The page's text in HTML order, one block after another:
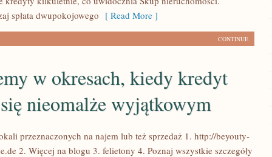
spłata dwupokojowego [ Read More ]
CONTINUE
w okresach, kiedy kredyt
się nieomalże wyjątkowym
przeznaczonych na najem lub też sprzedaż 1. http://beyouty-
2. Więcej na blogu 3. felietony 4. Poznaj wszystkie szczegóły